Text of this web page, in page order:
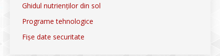
Ghidul nutrienților din sol
Programe tehnologice
Fișe date securitate